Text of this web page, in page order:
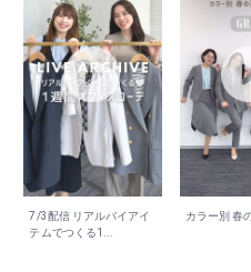
7/3配信 リアルバイアイ
テムでつくる1...
カラー別 春